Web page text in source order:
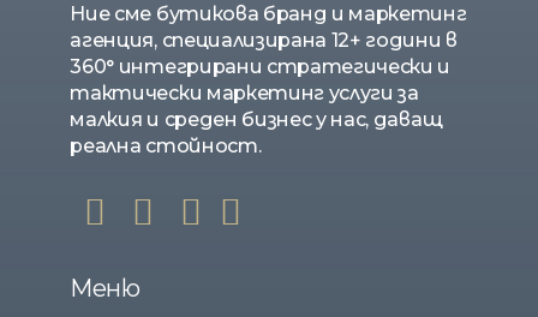
Ние сме бутикова бранд и маркетинг
агенция, специализирана 12+ години в
360° интегрирани стратегически и
тактически маркетинг услуги за
малкия и среден бизнес у нас, даващ
реална стойност.
Меню